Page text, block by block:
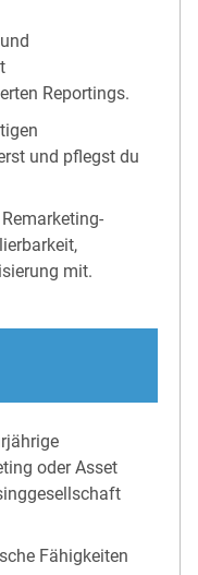
Reportings.
und pflegst du
mit.
oder Asset
Fähigkeiten